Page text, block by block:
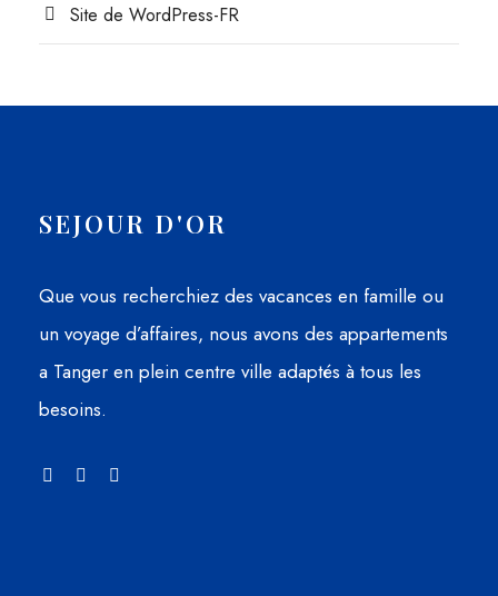
Site de WordPress-FR
SEJOUR D'OR
Que vous recherchiez des vacances en famille ou
un voyage d’affaires, nous avons des appartements
a Tanger en plein centre ville adaptés à tous les
besoins.